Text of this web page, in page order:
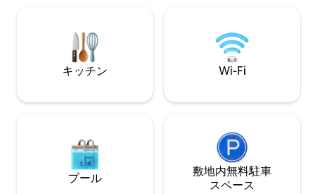
クセスできます。 お車はB&Bのゲートの
前に安心して駐車していただけます。 便
利な公共交通機関を利用してヴェネツィ
アの歴史地区に行くことができ、世界で
きます。 お部屋はとても居心地が良く、
と共有です。 お部屋でイタリアンブレッ
クファーストをご用意しておりますの
で、最大限の自由とプライバシーをお楽
しみいただけます。 B&B周辺で食事をす
な場所にしていま
しながらも、元の
ル・ポッツォ・デ
アの伝統と現代の
によって特別に作
旅行、レジャー、
す。 ティティア
すぐの静かで戦略
にすぐに行くこと
で、サンマルコ広
キッチン Wi-Fi
プール
敷地内無料駐⁠車
ス⁠ペ⁠ー⁠ス